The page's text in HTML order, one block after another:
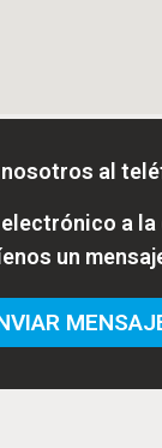
al
a
un